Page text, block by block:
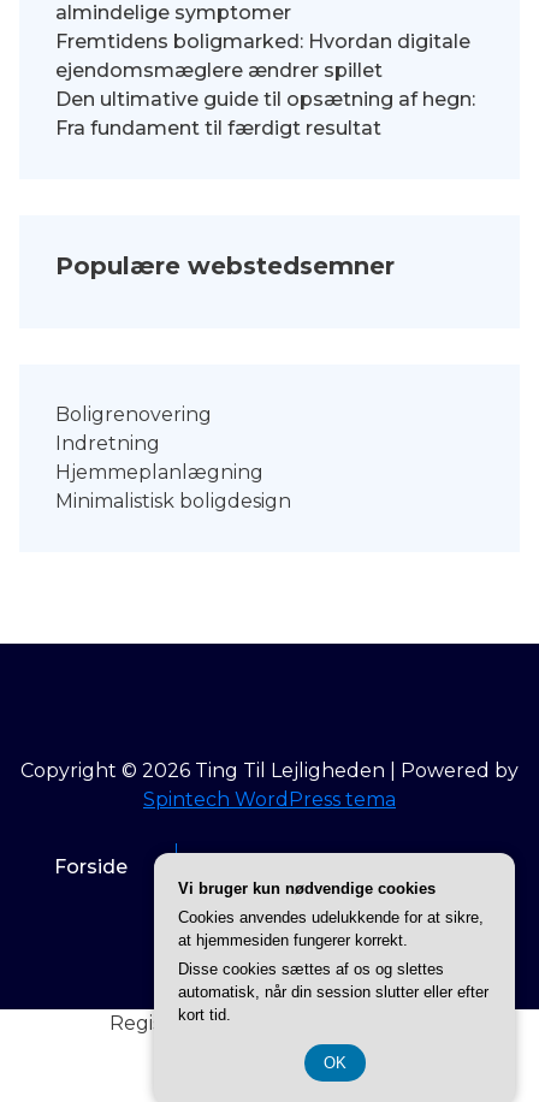
almindelige symptomer
Fremtidens boligmarked: Hvordan digitale
ejendomsmæglere ændrer spillet
Den ultimative guide til opsætning af hegn:
Fra fundament til færdigt resultat
Populære webstedsemner
Boligrenovering
Indretning
Hjemmeplanlægning
Minimalistisk boligdesign
Copyright © 2026 Ting Til Lejligheden | Powered by
Spintech WordPress tema
Forside
Privatlivspolitik
Registreringsnummer 3740 7739
Vi bruger kun nødvendige cookies
Cookies anvendes udelukkende for at sikre,
at hjemmesiden fungerer korrekt.
Disse cookies sættes af os og slettes
automatisk, når din session slutter eller efter
kort tid.
OK